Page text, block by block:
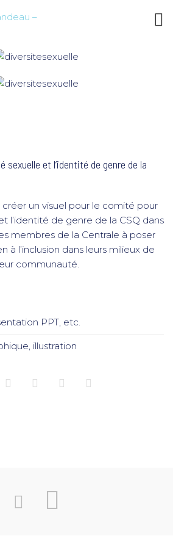
sexuelle et l’identité de genre de la
créer un visuel pour le comité pour
l’identité de genre de la CSQ dans
membres de la Centrale à poser
à l’inclusion dans leurs milieux de
communauté.
PPT, etc.
illustration